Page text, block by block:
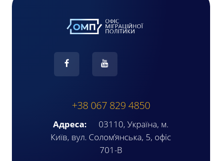
+38 067 829 4850
Адреса:
03110, Україна, м.
Київ, вул. Солом’янська, 5, офіс
701-В